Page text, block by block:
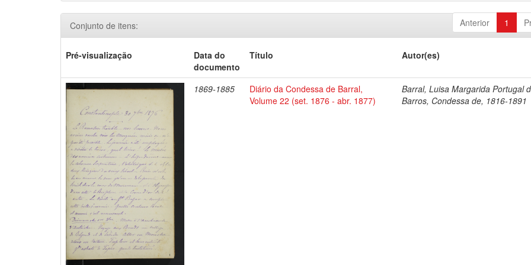
Anterior 1
Conjunto de itens:
Pré-visualização
Data do
documento
Título Autor(es)
1869-1885
Diário da Condessa de Barral,
Volume 22 (set. 1876 - abr. 1877)
Barral, Luisa Margarida Portugal
Barros, Condessa de, 1816-1891